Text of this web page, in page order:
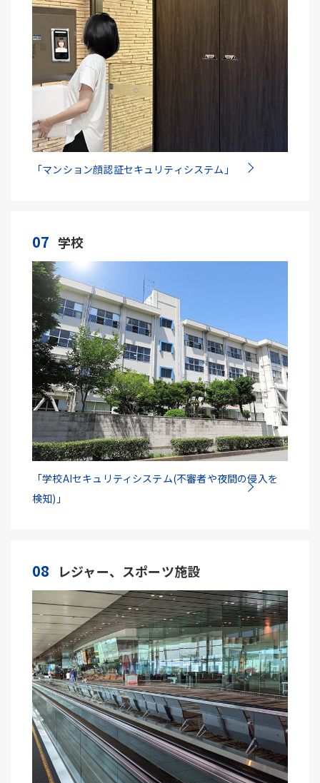
「マンション顔認証セキュリティシステム」
07 学校
「学校AIセキュリティシステム(不審者や夜間の侵入を
検知)」
08 レジャー、スポーツ施設